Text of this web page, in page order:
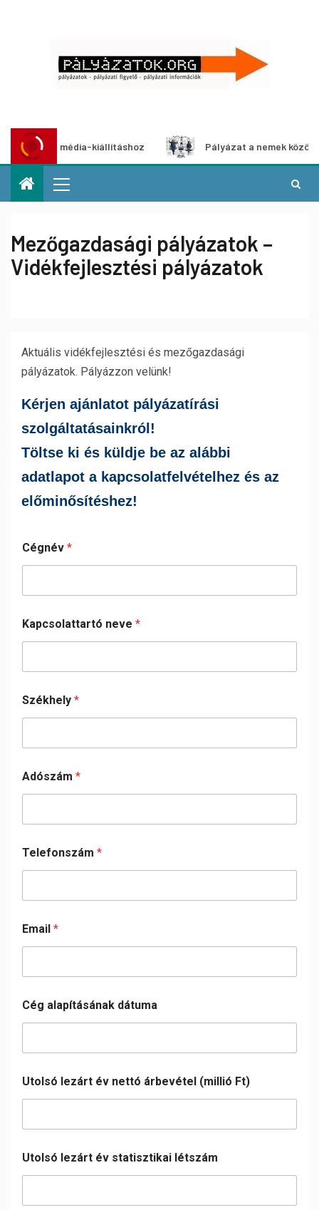
kiállításhoz Pályázat a nemek közötti
Mezőgazdasági pályázatok –
Vidékfejlesztési pályázatok
Aktuális vidékfejlesztési és mezőgazdasági
pályázatok. Pályázzon velünk!
Kérjen ajánlatot pályázatírási
szolgáltatásainkról!
Töltse ki és küldje be az alábbi
adatlapot a kapcsolatfelvételhez és az
előminősítéshez!
Cégnév *
Kapcsolattartó neve *
Székhely *
Adószám *
Telefonszám *
Email *
Cég alapításának dátuma
Utolsó lezárt év nettó árbevétel (millió Ft)
Utolsó lezárt év statisztikai létszám